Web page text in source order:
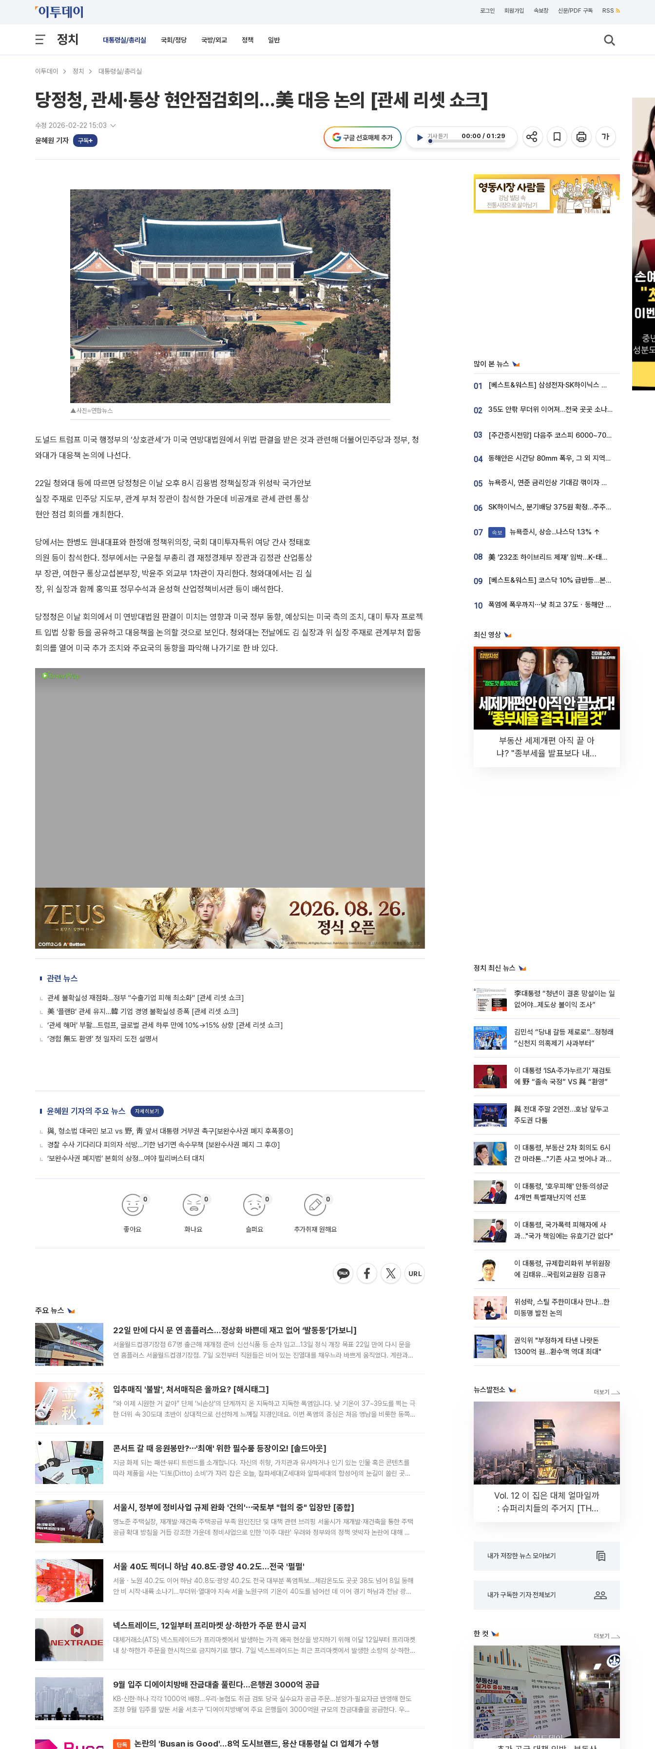
로그인 회원가입 속보창 신문/PDF 구독 RSS
정치 대통령실/총리실 국회/정당 국방/외교 정책 일반
이투데이 정치 대통령실/총리실
당정청, 관세·통상 현안점검회의…美 대응 논의 [관세 리셋 쇼크]
수정 2026-02-22 15:03
윤혜원 기자 구독
기사 듣기 00:00 / 01:29
구글 선호매체 추가
▲사진=연합뉴스
도널드 트럼프 미국 행정부의 ‘상호관세’가 미국 연방대법원에서 위법 판결을 받은 것과 관련해 더불어민주당과 정부, 청
와대가 대응책 논의에 나선다.
22일 청와대 등에 따르면 당정청은 이날 오후 8시 김용범 정책실장과 위성락 국가안보
실장 주재로 민주당 지도부, 관계 부처 장관이 참석한 가운데 비공개로 관세 관련 통상
현안 점검 회의를 개최한다.
당에서는 한병도 원내대표와 한정애 정책위의장, 국회 대미투자특위 여당 간사 정태호
의원 등이 참석한다. 정부에서는 구윤철 부총리 겸 재정경제부 장관과 김정관 산업통상
부 장관, 여한구 통상교섭본부장, 박윤주 외교부 1차관이 자리한다. 청와대에서는 김 실
장, 위 실장과 함께 홍익표 정무수석과 윤성혁 산업정책비서관 등이 배석한다.
당정청은 이날 회의에서 미 연방대법원 판결이 미치는 영향과 미국 정부 동향, 예상되는 미국 측의 조치, 대미 투자 프로젝
트 입법 상황 등을 공유하고 대응책을 논의할 것으로 보인다. 청와대는 전날에도 김 실장과 위 실장 주재로 관계부처 합동
회의를 열어 미국 추가 조치와 주요국의 동향을 파악해 나가기로 한 바 있다.
관련 뉴스
관세 불확실성 재점화…정부 "수출기업 피해 최소화" [관세 리셋 쇼크]
美 ‘플랜B’ 관세 유지…韓 기업 경영 불확실성 증폭 [관세 리셋 쇼크]
‘관세 해머’ 부활…트럼프, 글로벌 관세 하루 만에 10%→15% 상향 [관세 리셋 쇼크]
‘경험 無도 환영’ 첫 일자리 도전 설명서
윤혜원 기자의 주요 뉴스 자세히보기
與, 형소법 대국민 보고 vs 野, 靑 앞서 대통령 거부권 촉구[보완수사권 폐지 후폭풍①]
경찰 수사 기다리다 피의자 석방…기한 넘기면 속수무책 [보완수사권 폐지 그 후①]
‘보완수사권 폐지법’ 본회의 상정…여야 필리버스터 대치
좋아요
0
화나요
0
슬퍼요
0
추가취재 원해요
0
주요 뉴스
22일 만에 다시 문 연 홈플러스…정상화 바쁜데 재고 없어 ‘발동동’[가보니]
서울월드컵경기장점 67명 출근해 재개점 준비 신선식품 등 순차 입고…13일 정식 개장 목표 22일 만에 다시 문을
연 홈플러스 서울월드컵경기장점. 7일 오전부터 직원들은 비어 있는 진열대를 채우느라 바쁘게 움직였다. 계란과
입추매직 '불발', 처서매직은 올까요? [해시태그]
“와 이제 시원한 거 같아” 단체 ‘뇌손상’의 단계까지 온 지독하고 지독한 폭염입니다. 낮 기온이 37~39도를 찍는 극
한 더위 속 30도대 초반이 상대적으로 선선하게 느껴질 지경인데요. 이번 폭염의 중심은 처음 영남을 비롯한 동쪽
콘서트 갈 때 응원봉만?⋯'최애' 위한 필수품 등장이오! [솔드아웃]
지금 화제 되는 패션·뷰티 트렌드를 소개합니다. 자신의 취향, 가치관과 유사하거나 인기 있는 인물 혹은 콘텐츠를
따라 제품을 사는 '디토(Ditto) 소비'가 자리 잡은 오늘, 잘파세대(Z세대와 알파세대의 합성어)의 눈길이 쏠린 곳은
서울시, 정부에 정비사업 규제 완화 '건의'⋯국토부 "협의 중" 입장만 [종합]
명노준 주택실장, 재개발·재건축 주택공급 부족 원인진단 및 대책 관련 브리핑 서울시가 재개발·재건축을 통한 주택
공급 확대 방침을 거듭 강조한 가운데 정비사업으로 인한 '이주 대란' 우려와 정부와의 정책 엇박자 논란에 대해 정
서울 40도 찍더니 하남 40.8도·광양 40.2도…전국 '펄펄'
서울ㆍ노원 40.2도 이어 하남 40.8도·광양 40.2도 전국 대부분 폭염특보…체감온도도 곳곳 38도 넘어 8일 동해
안 비 시작·내륙 소나기…무더위·열대야 지속 서울 노원구의 기온이 40도를 넘어선 데 이어 경기 하남과 전남 광양
넥스트레이드, 12일부터 프리마켓 상·하한가 주문 한시 금지
대체거래소(ATS) 넥스트레이드가 프리마켓에서 발생하는 가격 왜곡 현상을 방지하기 위해 이달 12일부터 프리마켓
내 상·하한가 주문을 한시적으로 금지하기로 했다. 7일 넥스트레이드는 최근 프리마켓에서 발생한 소량의 상·하한
9월 입주 디에이치방배 잔금대출 풀린다…은행권 3000억 공급
KB·신한·하나 각각 1000억 배정…우리·농협도 취급 검토 당국 실수요자 공급 주문…분양가·필요자금 반영해 한도
조정 9월 입주를 앞둔 서울 서초구 ‘디에이치방배’에 주요 은행들이 3000억원 규모의 잔금대출을 공급한다. 우리
단독 논란의 'Busan is Good'…8억 도시브랜드, 용산 대통령실 CI 업체가 수행
많이 본 뉴스
01 [베스트&워스트] 삼성전자·SK하이닉스 밀린 한 주…상상인증권은 85% 급등
02 35도 안팎 무더위 이어져…전국 곳곳 소나기 [오늘 날씨]
03 [주간증시전망] 다음주 코스피 6000~7000⋯“外人 수급은 정책이 변수”
04 동해안은 시간당 80㎜ 폭우, 그 외 지역은 폭염…‘극과 극 날씨’
05 뉴욕증시, 연준 금리인상 기대감 꺾이자 상승...S&P500 사상 최고치 [종합]
06 SK하이닉스, 분기배당 375원 확정…주주환원책 9월로 앞당겨 발표
07 속보 뉴욕증시, 상승...나스닥 1.3% ↑
08 美 ‘232조 하이브리드 제재’ 임박…K-태양광, 불확실성 털고 날개 다나
09 [베스트&워스트] 코스닥 10% 급반등…본느, 최대주주 변경 기대에 270% 폭등
10 폭염에 폭우까지⋯낮 최고 37도ㆍ동해안 강한 비 [날씨]
최신 영상
부동산 세제개편 아직 끝 아
냐? "종부세율 발표보다 내릴
정치 최신 뉴스
李대통령 “청년이 결혼 망설이는 일
없어야...제도상 불이익 조사”
김민석 “당내 갈등 제로로”…정청래
“신천지 의혹제기 사과부터”
이 대통령 ‘ISA·주가누르기’ 재검토
에 野 “졸속 국정” VS 與 “환영”
與 전대 주말 2연전…호남 앞두고
주도권 다툼
이 대통령, 부동산 2차 회의도 6시
간 마라톤…"기존 사고 벗어나 과감
이 대통령, '호우피해' 안동·의성군
4개면 특별재난지역 선포
이 대통령, 국가폭력 피해자에 사
과…"국가 책임에는 유효기간 없다"
이 대통령, 규제합리화위 부위원장
에 김태유…국립외교원장 김흥규
위성락, 스틸 주한미대사 만나…한
미동맹 발전 논의
권익위 "부정하게 타낸 나랏돈
1300억 원…환수액 역대 최대"
뉴스발전소
Vol. 12 이 집은 대체 얼마일까
: 슈퍼리치들의 주거지 [THE
내가 저장한 뉴스 모아보기
내가 구독한 기자 전체보기
한 컷